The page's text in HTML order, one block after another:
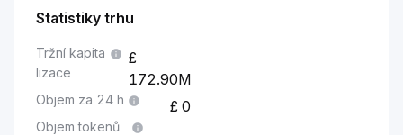
Statistiky trhu
Tržní kapita
lizace
172.90M
Objem za 24 h 0
Objem tokenů